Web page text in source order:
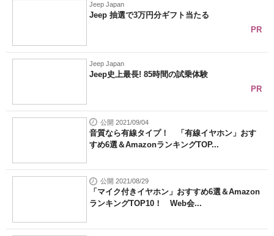
Jeep Japan
Jeep 抽選で3万円分ギフト当たる
PR
Jeep Japan
Jeep史上最長! 85時間の試乗体験
PR
公開 2021/09/04
音質なら有線タイプ！ 「有線イヤホン」おす
すめ6選＆AmazonランキングTOP...
公開 2021/08/29
「マイク付きイヤホン」おすすめ6選＆Amazon
ランキングTOP10！ Web会...